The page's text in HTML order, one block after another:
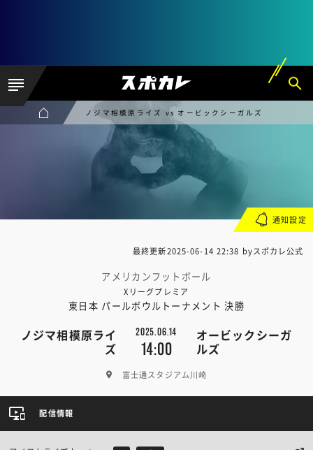
ノジマ相模原ライズ vs オービックシーガルズ
最終更新2025-06-14 22:38 byスポカレ公式
アメリカンフットボール
Xリーグプレミア
東日本 パールボウルトーナメント 決勝
ノジマ相模原ライ
ズ
2025.06.14
14:00
オービックシーガ
ルズ
富士通スタジアム川崎
通知設定
配信情報